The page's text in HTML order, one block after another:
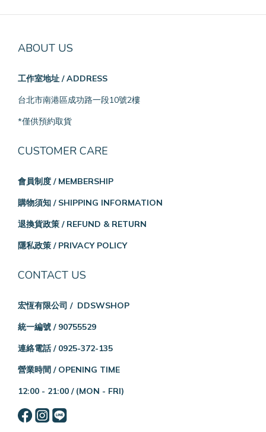
ABOUT US
工作室地址 / ADDRESS
台北市南港區成功路一段10號2樓
*僅供預約取貨
CUSTOMER CARE
會員制度 / MEMBERSHIP
購物須知 / SHIPPING INFORMATION
退換貨政策 / REFUND & RETURN
隱私政策 / PRIVACY POLICY
CONTACT US
宏恆有限公司 / DDSWSHOP
統一編號 / 90755529
連絡電話 / 0925-372-135
營業時間 / OPENING TIME
12:00 - 21:00 / (MON - FRI)